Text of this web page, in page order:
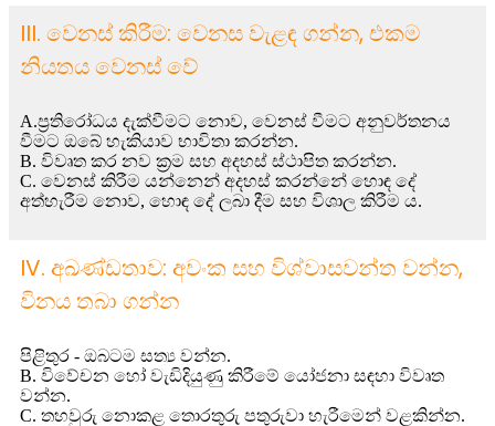
III. වෙනස් කිරීම: වෙනස වැළඳ ගන්න, එකම
නියතය වෙනස් වේ
A.ප්‍රතිරෝධය දැක්වීමට නොව, වෙනස් වීමට අනුවර්තනය
වීමට ඔබේ හැකියාව භාවිතා කරන්න.
B. විවෘත කර නව ක්‍රම සහ අදහස් ස්ථාපිත කරන්න.
C. වෙනස් කිරීම යන්නෙන් අදහස් කරන්නේ හොඳ දේ
අත්හැරීම නොව, හොඳ දේ ලබා දීම සහ විශාල කිරීම ය.
IV. අඛණ්ඩතාව: අවංක සහ විශ්වාසවන්ත වන්න,
විනය තබා ගන්න
පිළිතුර - ඔබටම සත්‍ය වන්න.
B. විවේචන හෝ වැඩිදියුණු කිරීමේ යෝජනා සඳහා විවෘත
වන්න.
C. තහවුරු නොකළ තොරතුරු පතුරුවා හැරීමෙන් වළකින්න.